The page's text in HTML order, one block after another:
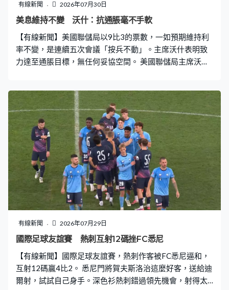
有線新聞 2026年07月30日
美息維持不變 沃什：抗通脹毫不手軟
【有線新聞】美國聯儲局以9比3的票數，一如預期維持利
率不變，是連續五次會議「按兵不動」。主席沃什表明致
力達至通脹目標，無任何妥協空間。 美國聯儲局主席沃什
名投反對票的委員包括克利夫蘭聯儲銀行行長哈馬克、明
尼亞波利斯聯儲銀行行長卡什卡利及達拉斯聯儲銀行行長
洛根，均主張加息0.25厘，是10年以來最多一次同一立場
的反對票。會後聲明與上一次的分別不大，重申中東衝突
對經濟構成高度不明朗，通脹仍然處於高位。 沃什表明，
致力達至2%通脹的目標，無任何妥協空間。美國聯儲局主
席沃什：「畢竟央行無需時刻成為市場焦點，我理解市場
希望獲得前瞻性指引，但我們需要觀察市場對發展的反
應，並確保這些反應是直接且未經過濾。當然我想強調委
員會的決定至關重要，如有必要我們亦絕不猶豫採取行
動。」 聯儲局下次會議9月15至16日舉行，利率期貨顯
示，市場預期9月加息0.25厘的機會率有約五成七。
有線新聞 2026年07月29日
國際足球友誼賽 熱刺互射12碼挫FC悉尼
【有線新聞】國際足球友誼賽，熱刺作客被FC悉尼逼和，
互射12碼贏4比2。 悉尼門將賀夫斯洛治這麼好客，送給迪
爾射，試試自己身手。深色衫熱刺錯過領先機會，射得太